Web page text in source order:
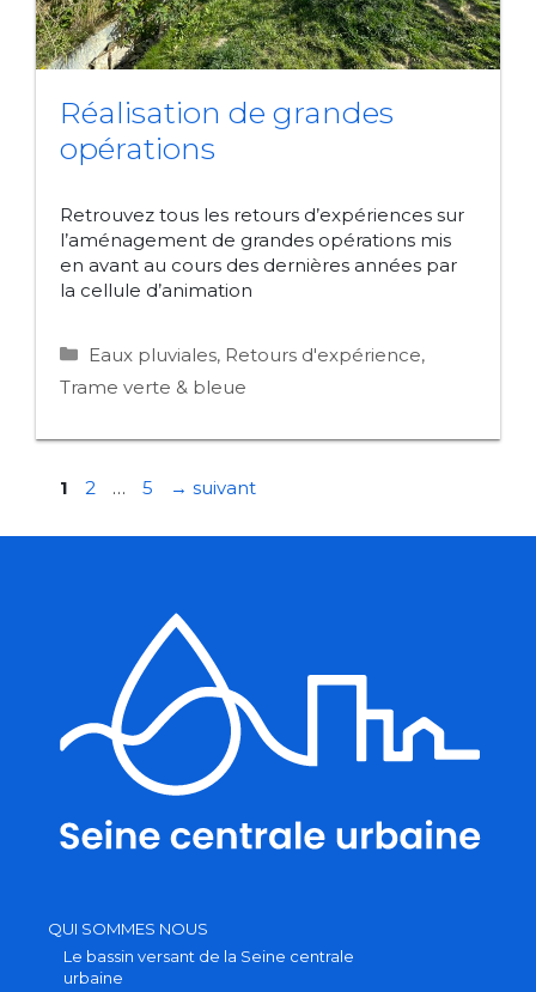
Réalisation de grandes
opérations
Retrouvez tous les retours d’expériences sur
l’aménagement de grandes opérations mis
en avant au cours des dernières années par
la cellule d’animation
Catégories
Eaux pluviales, Retours d'expérience,
Trame verte & bleue
Navigation
articles
Page
1 Page
2 … Page
5 → suivant
QUI SOMMES NOUS
Le bassin versant de la Seine centrale
urbaine